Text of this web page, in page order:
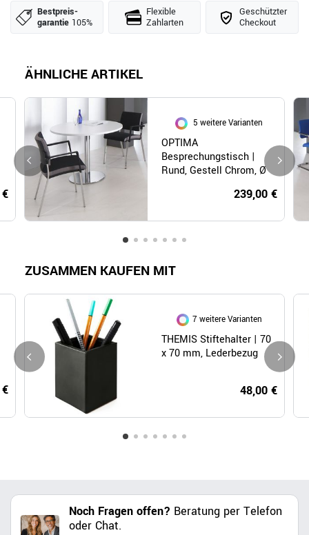
Bestpreis­
garantie 105%
Flexible
Zahlarten
Geschützter
Checkout
ÄHNLICHE ARTIKEL
5 weitere Varianten
OPTIMA
Besprechungstisch |
Rund, Gestell Chrom, Ø
239,00 €
ZUSAMMEN KAUFEN MIT
7 weitere Varianten
THEMIS Stiftehalter | 70
x 70 mm, Lederbezug
48,00 €
Noch Fragen offen? Beratung per Telefon
oder Chat.